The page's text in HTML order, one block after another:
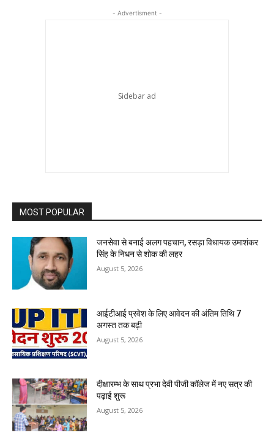
- Advertisment -
MOST POPULAR
जनसेवा से बनाई अलग पहचान, रसड़ा विधायक उमाशंकर
सिंह के निधन से शोक की लहर
August 5, 2026
आईटीआई प्रवेश के लिए आवेदन की अंतिम तिथि 7
अगस्त तक बढ़ी
August 5, 2026
दीक्षारम्भ के साथ प्रभा देवी पीजी कॉलेज में नए सत्र की
पढ़ाई शुरू
August 5, 2026